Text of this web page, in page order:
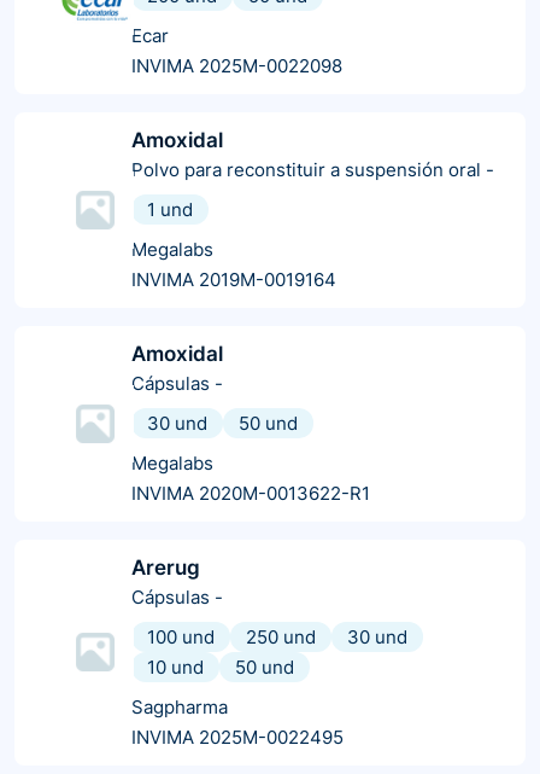
Ecar
INVIMA 2025M-0022098
Amoxidal
Polvo para reconstituir a suspensión oral -
1 und
Megalabs
INVIMA 2019M-0019164
Amoxidal
Cápsulas -
30 und
50 und
Megalabs
INVIMA 2020M-0013622-R1
Arerug
Cápsulas -
100 und
250 und
30 und
10 und
50 und
Sagpharma
INVIMA 2025M-0022495